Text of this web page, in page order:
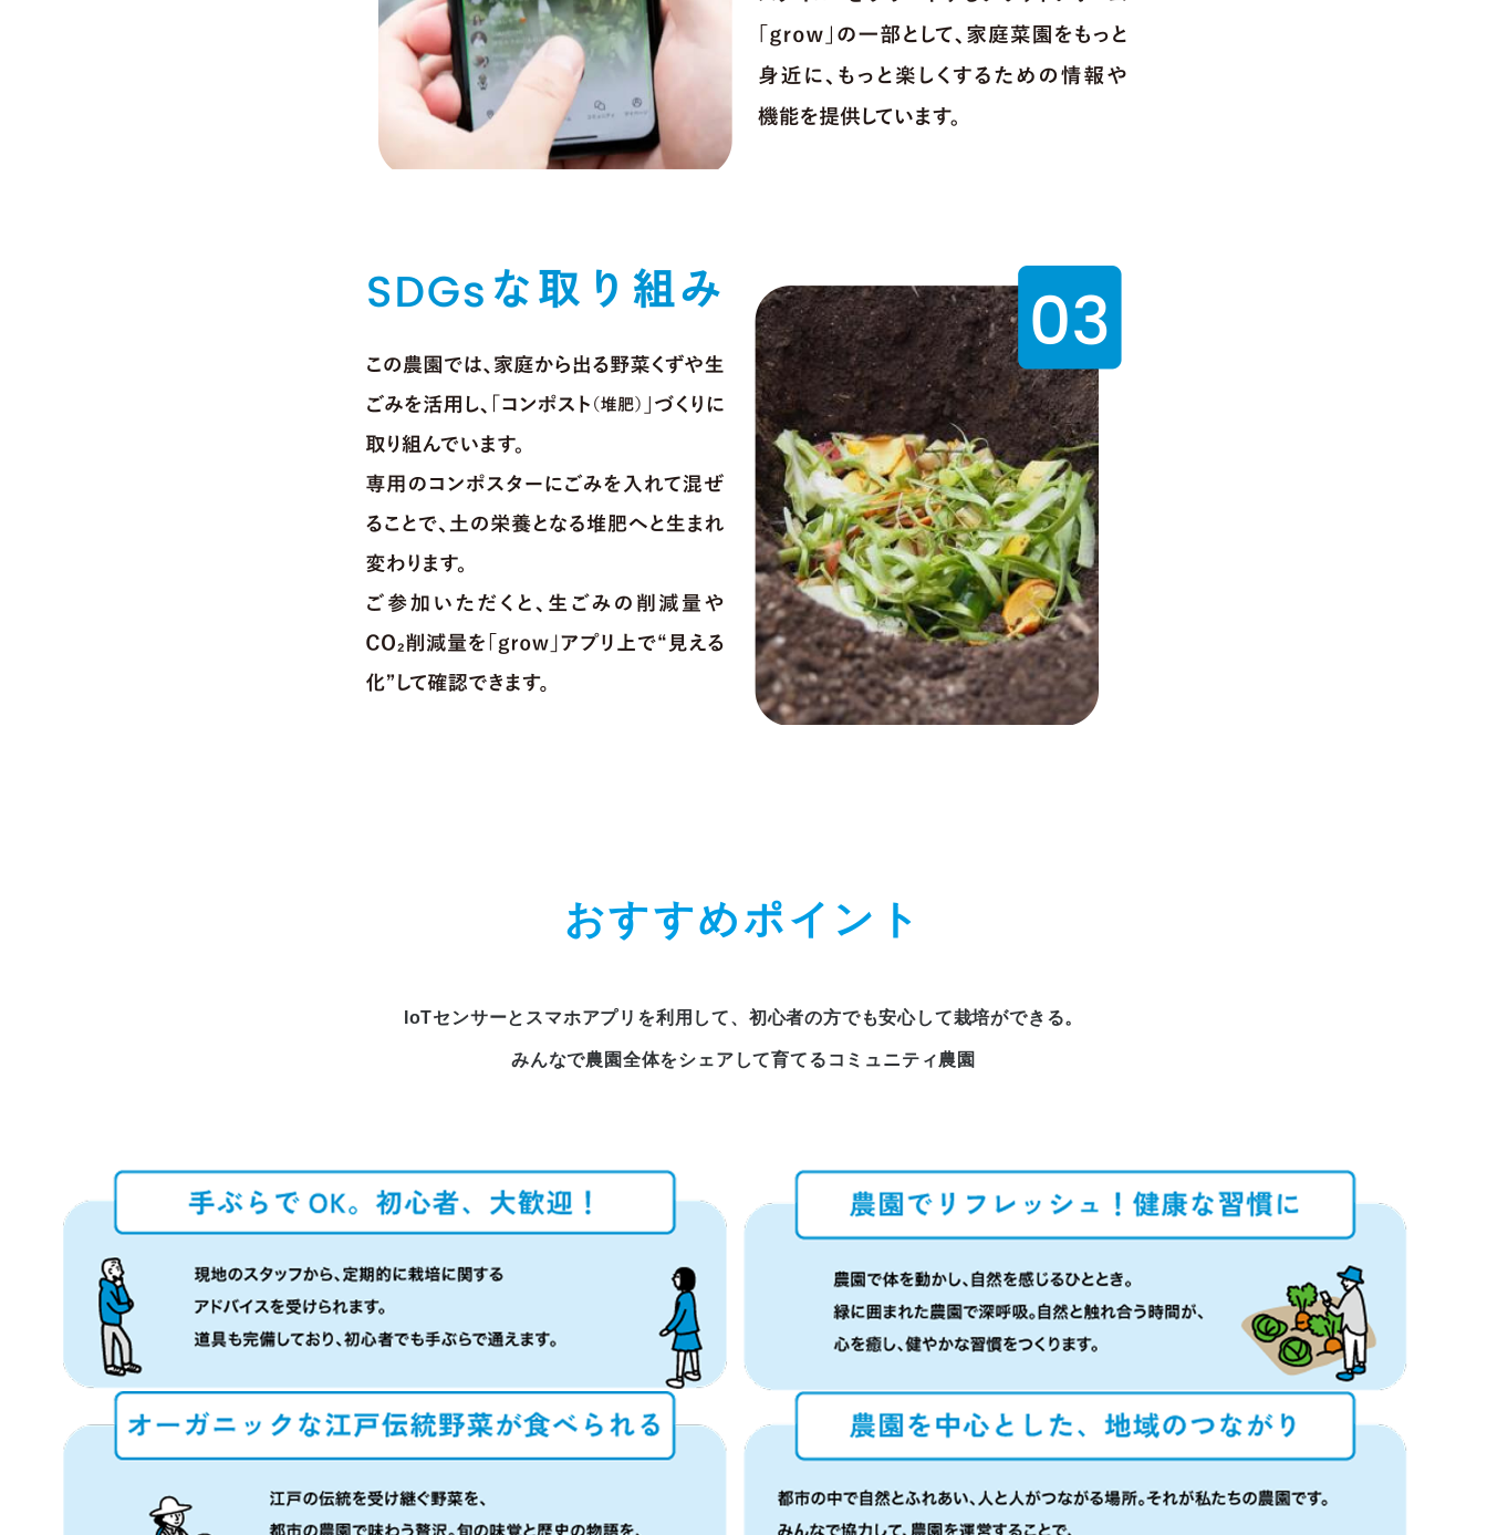
おすすめポイント
IoTセンサーとスマホアプリを利用して、 初心者の方でも安心して栽培ができる。
みんなで農園全体をシェアして育てる コミュニティ農園